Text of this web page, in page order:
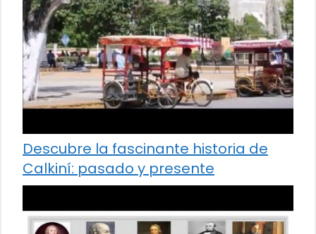
Descubre la fascinante historia de
Calkiní: pasado y presente